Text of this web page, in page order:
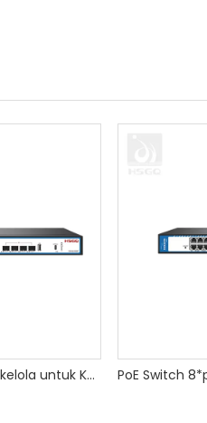
24*Port PoE Switch Dikelola untuk Kamera IP